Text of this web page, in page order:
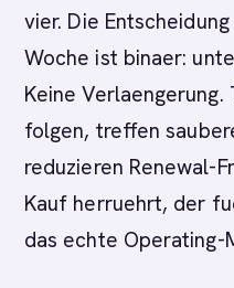
vier. Die
Woche ist binaer:
Keine Verlaengerung.
folgen, treffen
reduzieren Renewal-
Kauf herruehrt, der
das echte Operating-